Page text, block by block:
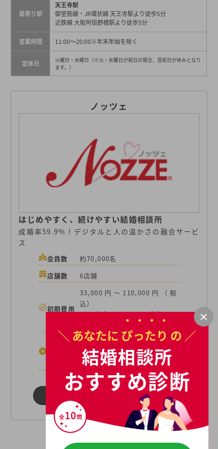
最寄り駅
天王寺駅
御堂筋線・JR環状線 天王寺駅より徒歩5分
近鉄線 大阪阿倍野橋駅より徒歩5分
営業時間 11:00～20:00※年末年始を除く
定休日
火曜日・水曜日（※火・水曜日が祝日の場合、翌祝日が休みとなり
ます。）
ノッツェ
はじめやすく、続けやすい結婚相談所
成婚率59.9%！デジタルと人の温かさの融合サービ
ス
会員数
約70,000名
店舗数
6店舗
初期費用
33,000円～110,000円（税
込）
（入会金33,000円＋活動初期
費用0円～77,000円）
3,300円（税込）～
※コースにより月会費や年間
のご紹介人数が異なります。
ノッツェについて詳しく見る
＼ あなたに ぴったり の ／
結婚相談所
おすすめ診断